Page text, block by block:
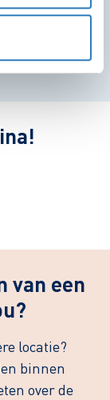
contributors
van een
locatie?
binnen
over de